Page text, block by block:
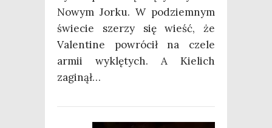
Nowym Jor­ku. W pod­ziem­nym
świe­cie sze­rzy się wieść, że
Valen­ti­ne powró­cił na cze­le
armii wyklę­tych. A Kie­lich
zaginął…